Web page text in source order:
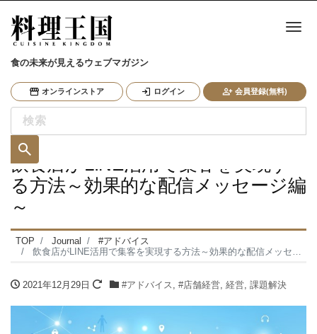
食の未来が見えるウェブマガジン
オンラインストア ログイン 会員登録(無料)
ナ
飲食店がLINE活用で集客を実現す
る方法～効果的な配信メッセージ編
～
TOP Journal
#アドバイス
飲食店がLINE活用で集客を実現する方法～効果的な配信メッセージ編～
2021年12月29日 #アドバイス, #店舗経営, 経営, 課題解決